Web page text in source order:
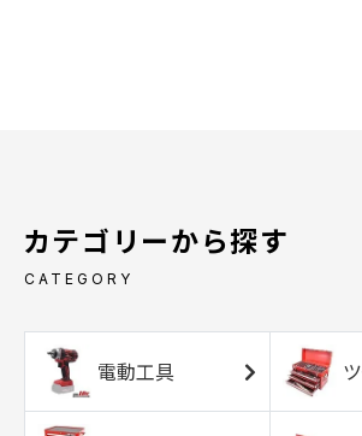
カテゴリーから探す
CATEGORY
電動工具